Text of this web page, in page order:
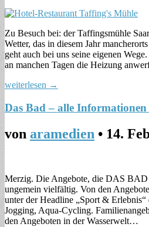
Zu Besuch bei: der Taffingsmühle
Wetter, das in diesem Jahr
geht auch bei uns seine eigenen
an manchen Tagen die Heizung
weiterlesen →
Das Bad – alle
von aramedien • 14.
Merzig. Die Angebote, die DAS
ungemein vielfältig. Von den
unter der Headline „Sport &
Jogging, Aqua-Cycling.
den Angeboten in der Wasserwelt…